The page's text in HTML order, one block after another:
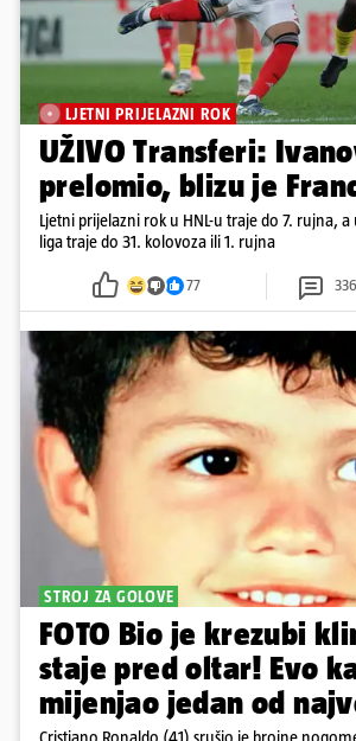
LJETNI PRIJELAZNI ROK
UŽIVO Transferi:
prelomio, blizu je
Ljetni prijelazni rok u HNL-u traje do 7. rujna,
liga traje do 31. kolovoza ili 1. rujna
77 336
STROJ ZA GOLOVE
FOTO Bio je krezubi
staje pred oltar! Evo
mijenjao jedan od
Cristiano Ronaldo (41) srušio je brojne